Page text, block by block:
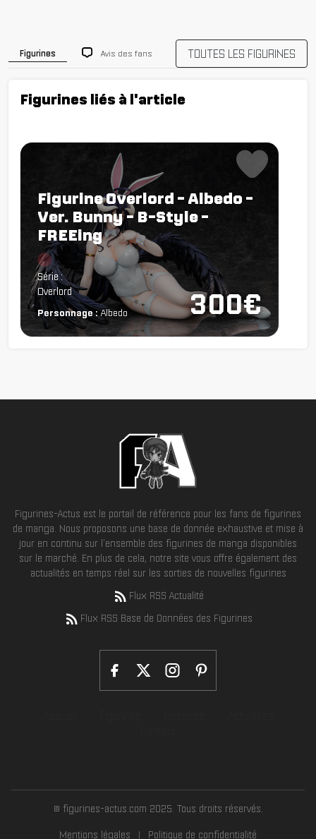
Figurines Avis des fans TOUTES LES FIGURINES
Figurines liés à l'article
300€
Figurine Overlord - Albedo -
Ver. Bunny - B-Style -
FREEing
Chargement...
Série :
Overlord
Personnage : Albedo
Figurines-Actus est le portail de référence pour les fans de figurines
de manga. Nous proposons une base de donnée exhaustive et mise à
jour en continu sur l'ensemble des figurines de manga disponibles
sur le marché. En plus de cela, notre site vous offre également des
actualités en temps réel sur les sorties de nouvelles figurines
Flux RSS Actualité
Flux RSS Base de Données des Figurines
© figurines-actus.com 2025. Tous droits réservés.
Mentions légales | Politique de confidentialité